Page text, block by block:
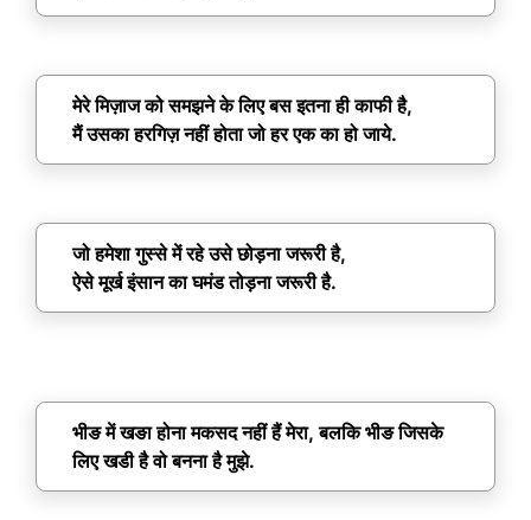
मेरे मिज़ाज को समझने के लिए बस इतना ही काफी है,
मैं उसका हरगिज़ नहीं होता जो हर एक का हो जाये.
जो हमेशा गुस्से में रहे उसे छोड़ना जरूरी है,
ऐसे मूर्ख इंसान का घमंड तोड़ना जरूरी है.
भीङ में खङा होना मकसद नहीं हैं मेरा,बलकि भीङ जिसके
लिए खडी है वो बनना है मुझे.